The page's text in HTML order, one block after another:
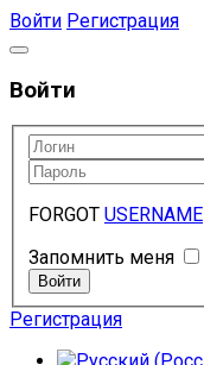
Войти Регистрация
Войти
FORGOT USERNAME
Запомнить меня
Регистрация